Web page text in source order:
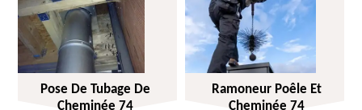
Pose De Tubage De
Cheminée 74
Ramoneur Poêle Et
Cheminée 74